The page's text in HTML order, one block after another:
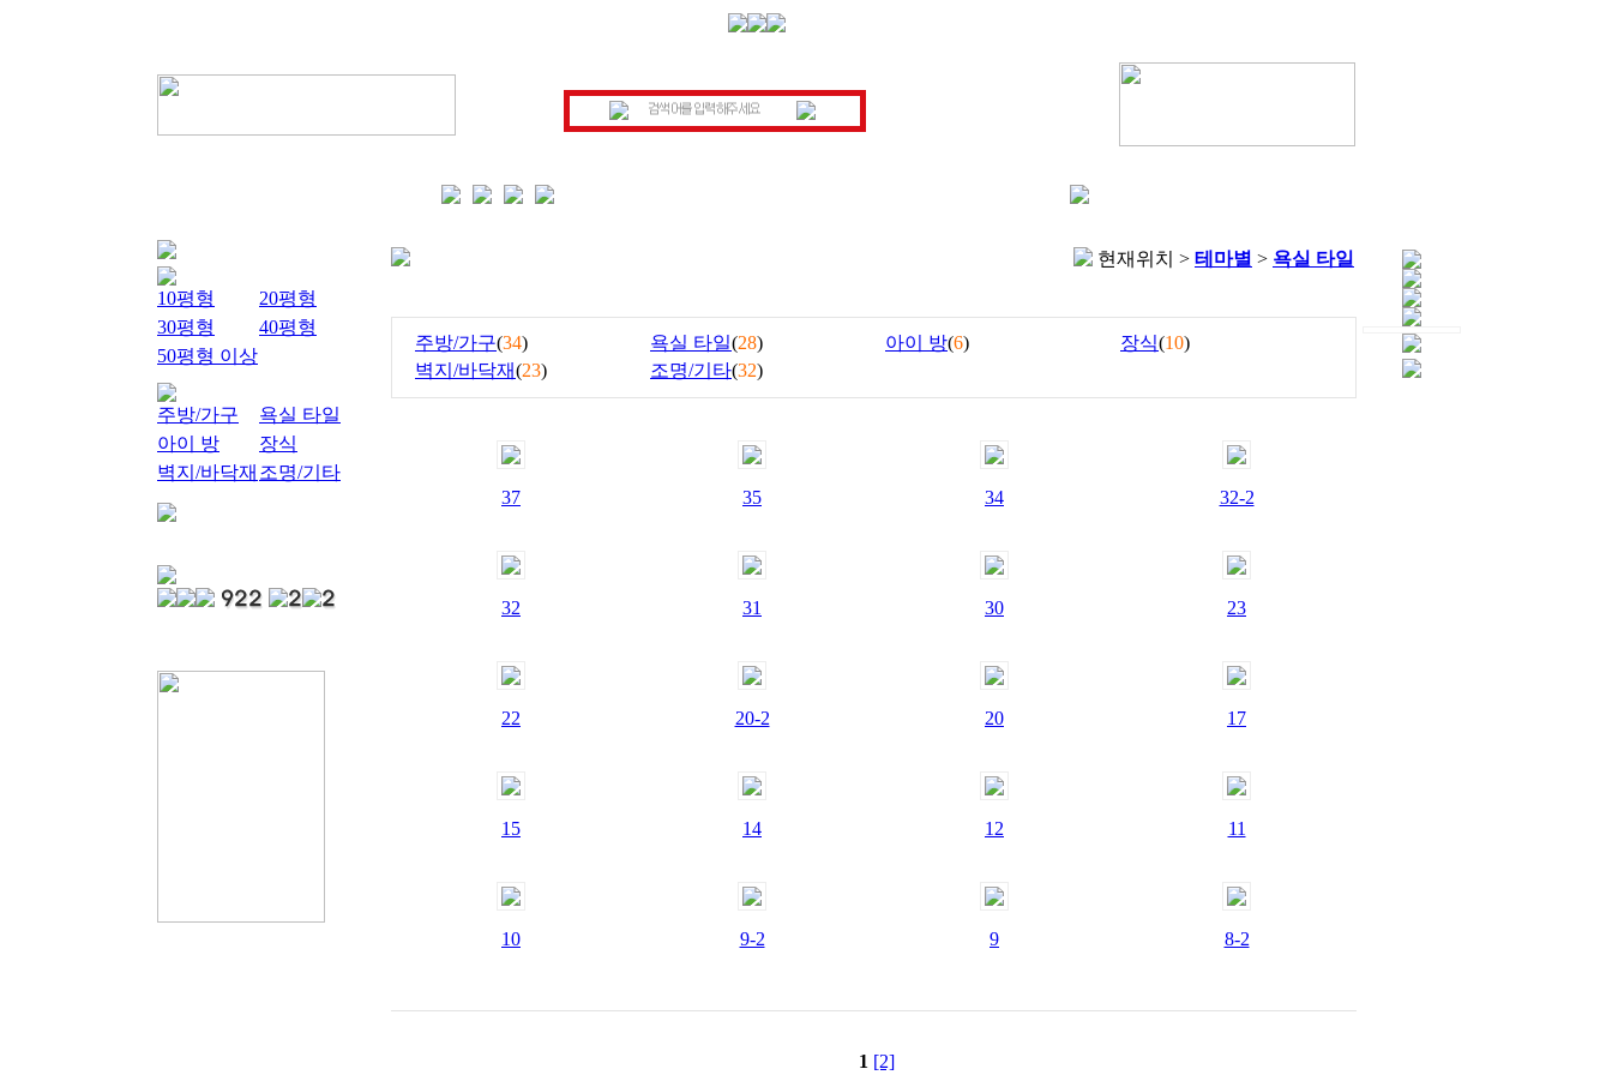
10평형
20평형
30평형
40평형
50평형 이상
주방/가구
욕실 타일
아이 방
장식
벽지/바닥재 조명/기타
현재위치 > 테마별 > 욕실 타일
주방/가구(34) 욕실 타일(28) 아이 방(6) 장식(10)
벽지/바닥재(23) 조명/기타(32)
37 35 34 32-2
32 31 30 23
22 20-2 20 17
15 14 12 11
10 9-2 9 8-2
1 [2]